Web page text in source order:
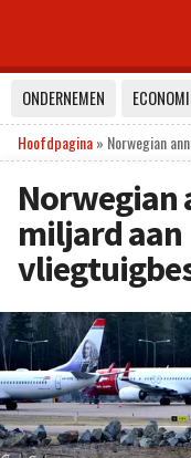
ONDERNEMEN
Hoofdpagina» Norwegian
Norwegian
miljard aan